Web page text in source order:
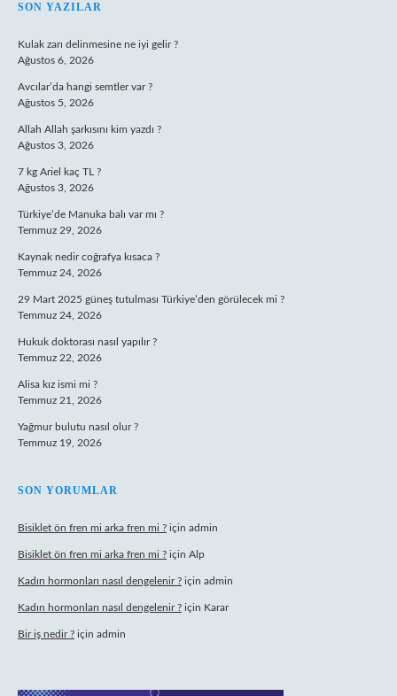
SIDEBAR
SON YAZILAR
Kulak zarı delinmesine ne iyi gelir ?
Ağustos 6, 2026
Avcılar’da hangi semtler var ?
Ağustos 5, 2026
Allah Allah şarkısını kim yazdı ?
Ağustos 3, 2026
7 kg Ariel kaç TL ?
Ağustos 3, 2026
Türkiye’de Manuka balı var mı ?
Temmuz 29, 2026
Kaynak nedir coğrafya kısaca ?
Temmuz 24, 2026
29 Mart 2025 güneş tutulması Türkiye’den görülecek mi ?
Temmuz 24, 2026
Hukuk doktorası nasıl yapılır ?
Temmuz 22, 2026
Alisa kız ismi mi ?
Temmuz 21, 2026
Yağmur bulutu nasıl olur ?
Temmuz 19, 2026
SON YORUMLAR
Bisiklet ön fren mi arka fren mi ? için admin
Bisiklet ön fren mi arka fren mi ? için Alp
Kadın hormonları nasıl dengelenir ? için admin
Kadın hormonları nasıl dengelenir ? için Karar
Bir iş nedir ? için admin